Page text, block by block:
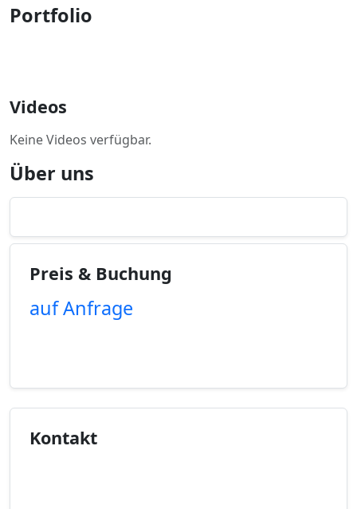
Portfolio
Videos
Keine Videos verfügbar.
Über uns
Preis & Buchung
auf Anfrage
Kontakt